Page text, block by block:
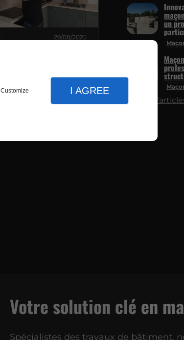
Customize I AGREE
un
Plus
29/08/2025
Votre solution clé en
Spécialistes des travaux de bâtiment,